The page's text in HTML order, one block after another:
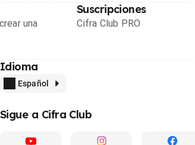
una
Suscripciones
Cifra Club PRO
Idioma
Español
Sigue a Cifra Club